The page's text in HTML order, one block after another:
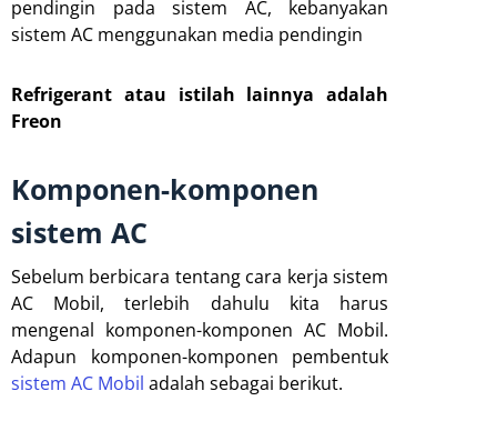
pendingin pada sistem AC, kebanyakan
sistem AC menggunakan media pendingin
Refrigerant atau istilah lainnya adalah
Freon
Komponen-komponen
sistem AC
Sebelum berbicara tentang cara kerja sistem
AC Mobil, terlebih dahulu kita harus
mengenal komponen-komponen AC Mobil.
Adapun komponen-komponen pembentuk
sistem AC Mobil adalah sebagai berikut.